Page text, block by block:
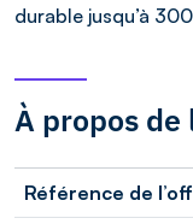
durable jusqu’à
À propos de
Référence de